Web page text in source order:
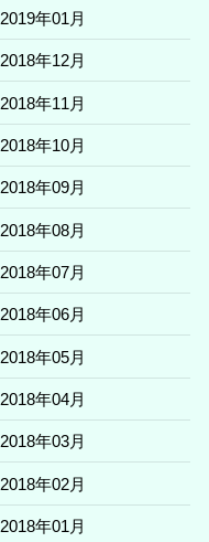
2019年01月
2018年12月
2018年11月
2018年10月
2018年09月
2018年08月
2018年07月
2018年06月
2018年05月
2018年04月
2018年03月
2018年02月
2018年01月